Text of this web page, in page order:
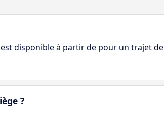
disponible à partir de pour un trajet de
?